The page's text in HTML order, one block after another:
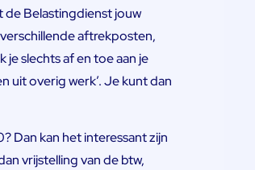
de Belastingdienst jouw
aftrekposten,
slechts af en toe aan je
uit overig werk’. Je kunt dan
Dan kan het interessant zijn
vrijstelling van de btw,